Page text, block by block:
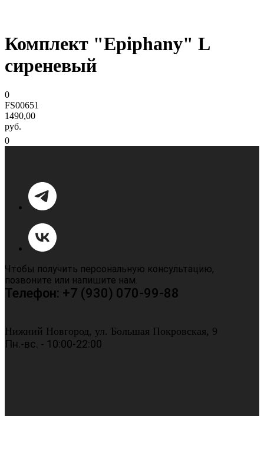
Комплект "Epiphany" L
сиреневый
0
FS00651
1490,00
руб.
0
Чтобы получить персональную консультацию,
позвоните или напишите нам.
Телефон: +7 (930) 070-99-88
Нижний Новгород, ул. Большая Покровская, 9
Пн.-вс. - 10:00-22:00